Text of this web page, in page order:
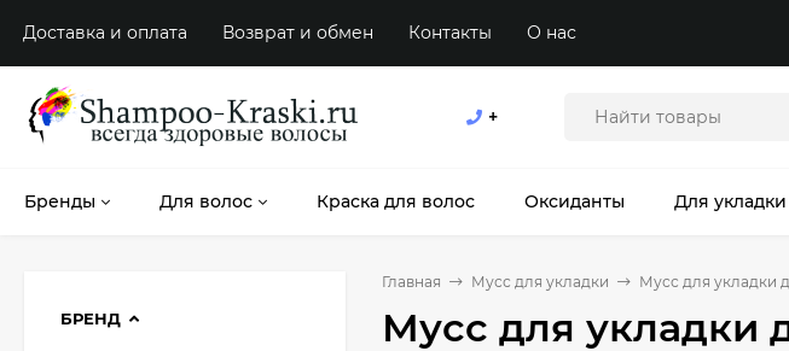
Доставка и оплата Возврат и обмен Контакты О нас
+
Бренды Для волос Краска для волос Оксиданты Для укладки
Главная Мусс для укладки Мусс для укладки
Мусс для укладки
БРЕНД